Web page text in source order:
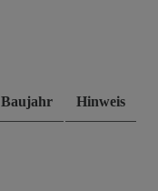
Baujahr Hinweis